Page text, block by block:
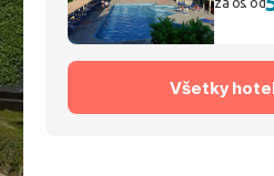
Všetky